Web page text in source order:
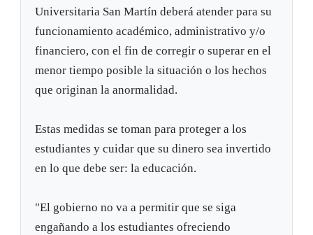
Universitaria San Martín deberá atender para su
funcionamiento académico, administrativo y/o
financiero, con el fin de corregir o superar en el
menor tiempo posible la situación o los hechos
que originan la anormalidad.
Estas medidas se toman para proteger a los
estudiantes y cuidar que su dinero sea invertido
en lo que debe ser: la educación.
"El gobierno no va a permitir que se siga
engañando a los estudiantes ofreciendo